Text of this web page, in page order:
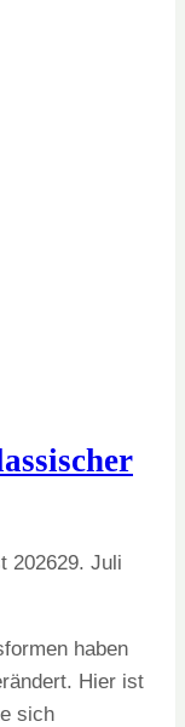
202629. Juli
haben
Hier ist
sich